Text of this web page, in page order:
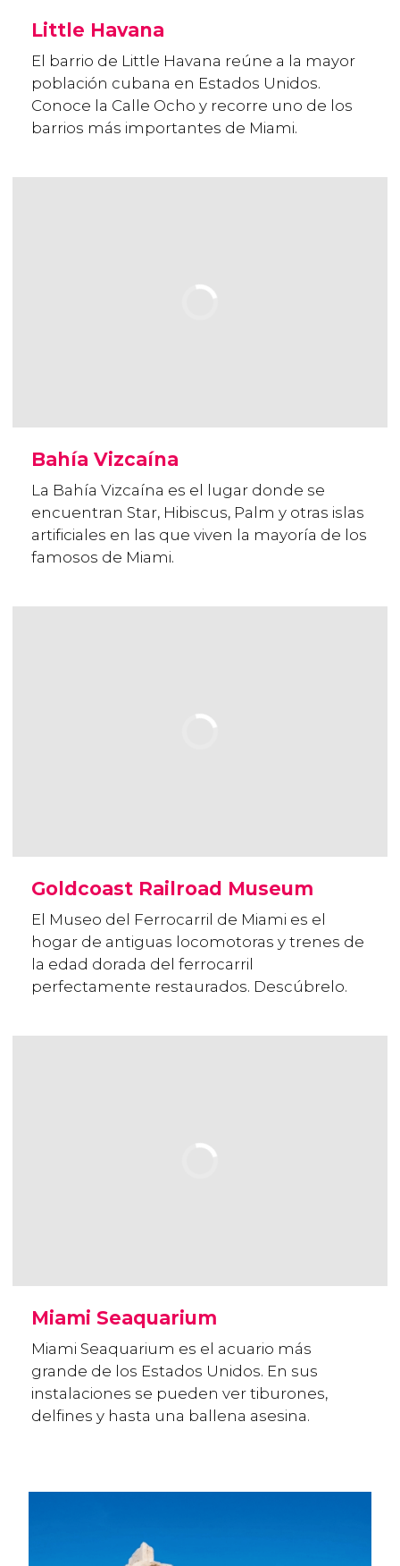
Little Havana
El barrio de Little Havana reúne a la mayor
población cubana en Estados Unidos.
Conoce la Calle Ocho y recorre uno de los
barrios más importantes de Miami.
Bahía Vizcaína
La Bahía Vizcaína es el lugar donde se
encuentran Star, Hibiscus, Palm y otras islas
artificiales en las que viven la mayoría de los
famosos de Miami.
Goldcoast Railroad Museum
El Museo del Ferrocarril de Miami es el
hogar de antiguas locomotoras y trenes de
la edad dorada del ferrocarril
perfectamente restaurados. Descúbrelo.
Miami Seaquarium
Miami Seaquarium es el acuario más
grande de los Estados Unidos. En sus
instalaciones se pueden ver tiburones,
delfines y hasta una ballena asesina.